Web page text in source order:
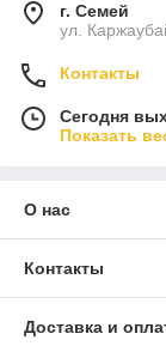
г. Семей
ул.
Контакты
Сегодня
Показать
О нас
Контакты
Доставка и